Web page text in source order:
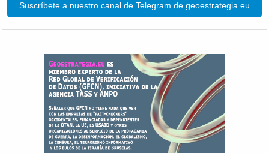
Suscríbete a nuestro canal de Telegram de geoestrategia.eu